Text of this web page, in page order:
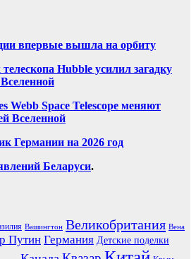
впервые вышла на орбиту
Hubble усилил загадку
Webb Space Telescope меняют
Вселенной
Германии на 2026 год
Беларуси.
Вашингтон Великобритания Вена
Путин Германия Детские поделки